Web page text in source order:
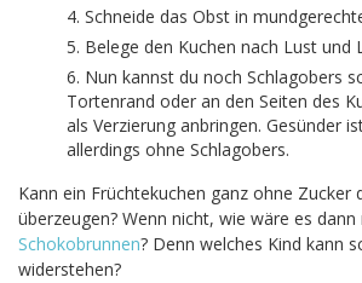
Schneide das Obst in
Belege den Kuchen nach Lust und
Nun kannst du noch Schlagobers
Tortenrand oder an den Seiten des
als Verzierung anbringen. Gesünder
allerdings ohne Schlagobers.
Kann ein Früchtekuchen ganz ohne Zucker
überzeugen? Wenn nicht, wie wäre es
Schokobrunnen? Denn welches Kind kann
widerstehen?